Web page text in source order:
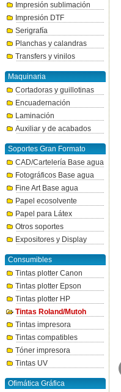
Impresión sublimación
Impresión DTF
Serigrafía
Planchas y calandras
Transfers y vinilos
Maquinaria
Cortadoras y guillotinas
Encuadernación
Laminación
Auxiliar y de acabados
Soportes Gran Formato
CAD/Cartelería Base agua
Fotográficos Base agua
Fine Art Base agua
Papel ecosolvente
Papel para Látex
Otros soportes
Expositores y Display
Consumibles
Tintas plotter Canon
Tintas plotter Epson
Tintas plotter HP
Tintas Roland/Mutoh
Tintas impresora
Tintas compatibles
Tóner impresora
Tintas UV
Ofimática Gráfica